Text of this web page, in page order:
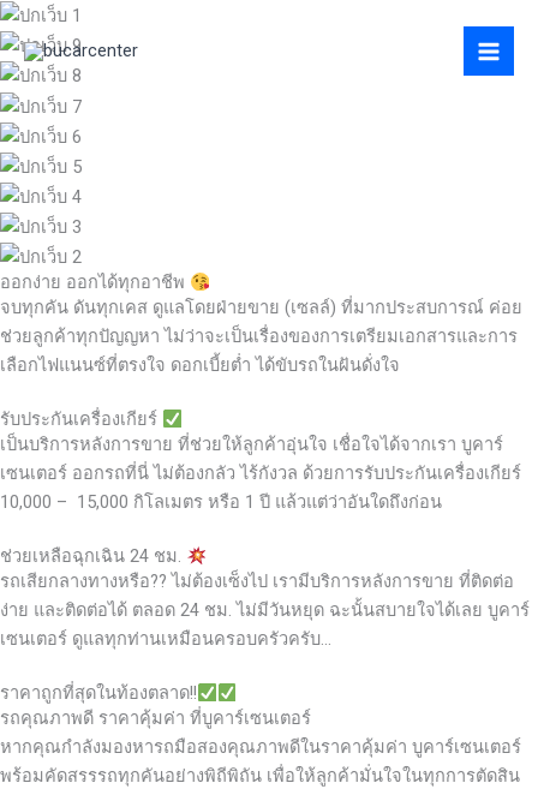
Skip
to
content
ออกง่าย ออกได้ทุกอาชีพ
จบทุกคัน ดันทุกเคส ดูแลโดยฝ่ายขาย (เซลล์) ที่มากประสบการณ์ ค่อย
ช่วยลูกค้าทุกปัญญหา ไม่ว่าจะเป็นเรื่องของการเตรียมเอกสารและการ
เลือกไฟแนนซ์ที่ตรงใจ ดอกเบี้ยต่ำ ได้ขับรถในฝันดั่งใจ
รับประกันเครื่องเกียร์
เป็นบริการหลังการขาย ที่ช่วยให้ลูกค้าอุ่นใจ เชื่อใจได้จากเรา บูคาร์
เซนเตอร์ ออกรถที่นี่ ไม่ต้องกลัว ไร้กังวล ด้วยการรับประกันเครื่องเกียร์
10,000 – 15,000 กิโลเมตร หรือ 1 ปี แล้วแต่ว่าอันใดถึงก่อน
ช่วยเหลือฉุกเฉิน 24 ชม.
รถเสียกลางทางหรือ?? ไม่ต้องเซ็งไป เรามีบริการหลังการขาย ที่ติดต่อ
ง่าย และติดต่อได้ ตลอด 24 ชม. ไม่มีวันหยุด ฉะนั้นสบายใจได้เลย บูคาร์
เซนเตอร์ ดูแลทุกท่านเหมือนครอบครัวครับ…
ราคาถูกที่สุดในท้องตลาด!!
รถคุณภาพดี ราคาคุ้มค่า ที่บูคาร์เซนเตอร์
หากคุณกำลังมองหารถมือสองคุณภาพดีในราคาคุ้มค่า บูคาร์เซนเตอร์
พร้อมคัดสรรรถทุกคันอย่างพิถีพิถัน เพื่อให้ลูกค้ามั่นใจในทุกการตัดสิน